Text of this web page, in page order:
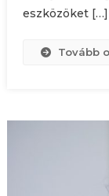
eszközöket […]
Tovább